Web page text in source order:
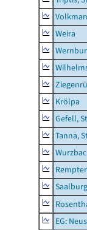
Weira
Krölpa
Gefell,
Tanna,
EG: